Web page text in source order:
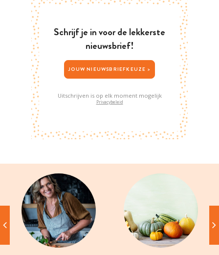
Schrijf je in voor de lekkerste
nieuwsbrief!
JOUW NIEUWSBRIEFKEUZE >
Uitschrijven is op elk moment mogelijk
Privacybeleid